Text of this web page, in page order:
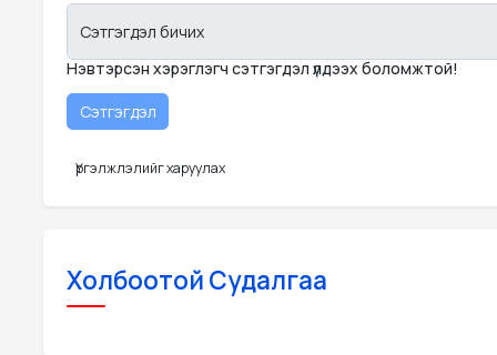
Сэтгэгдэл бичих
Нэвтэрсэн хэрэглэгч сэтгэгдэл үлдээх боломжтой!
Үргэлжлэлийг харуулах
Холбоотой Судалгаа